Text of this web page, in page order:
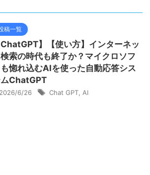
稿一覧
ChatGPT】【使い方】インターネッ
検索の時代も終了か？マイクロソフ
も惚れ込むAIを使った自動応答シス
ChatGPT
2026/6/26 Chat GPT AI